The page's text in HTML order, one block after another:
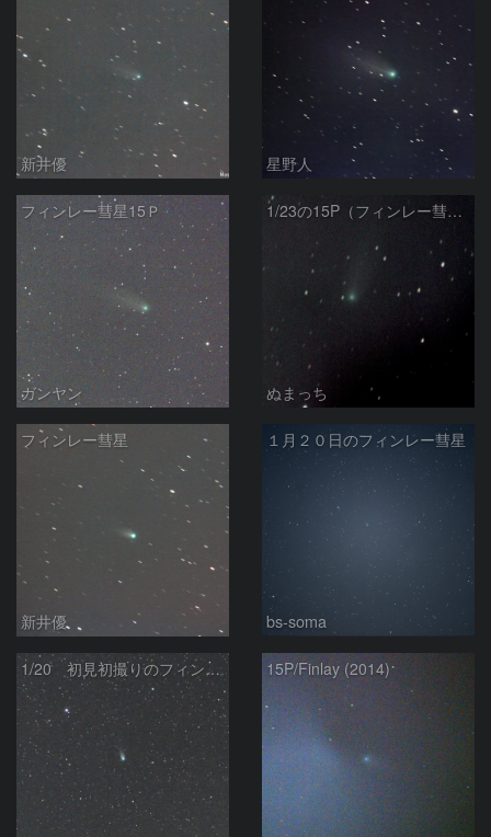
新井優 星野人
フィンレー彗星15Ｐ
ガンヤン
1/23の15P（フィンレー彗星）
ぬまっち
フィンレー彗星
新井優
１月２０日のフィンレー彗星
bs-soma
1/20 初見初撮りのフィンレー彗星（１５Ｐ） 15P/Finlay (2014)